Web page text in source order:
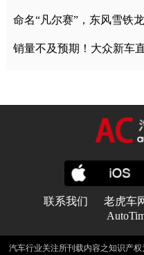
命名“凡尔赛”，东风雪铁
销量不及预期！大众新车
联系我们 老虎车
汽车行业关注所刊载内容之知识产权